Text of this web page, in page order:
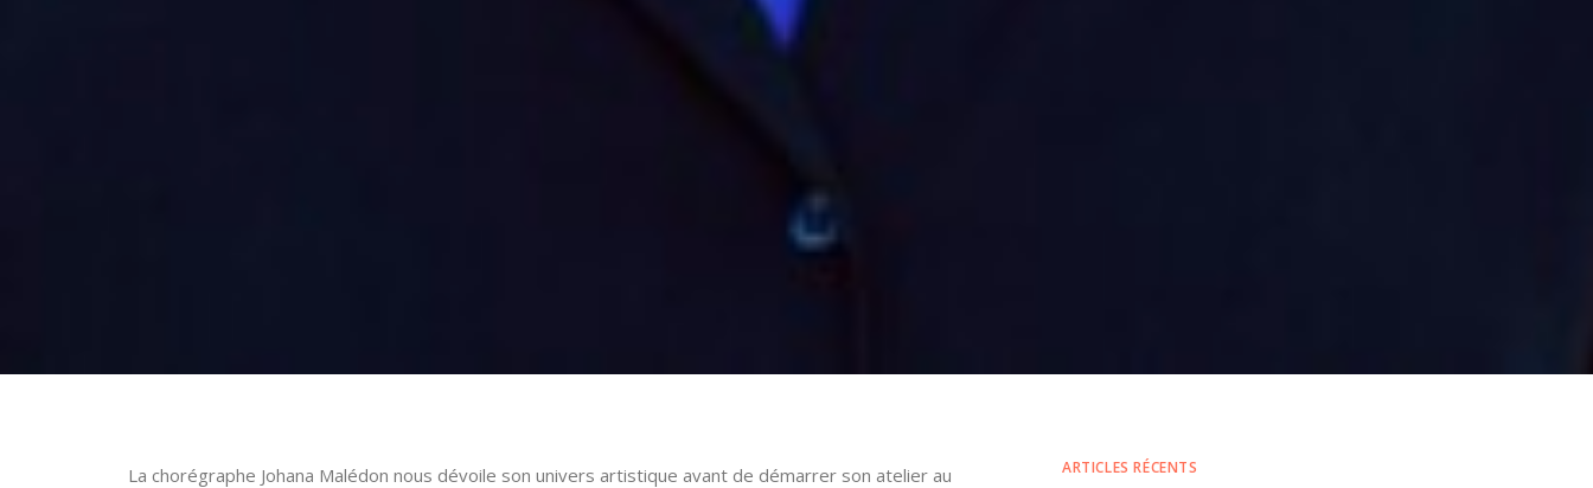
La chorégraphe Johana Malédon nous dévoile son univers artistique avant de démarrer son atelier au
ARTICLES RÉCENTS